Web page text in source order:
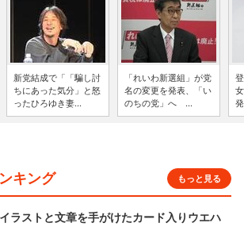
新党結成で「「騙し討
ちにあった気分」と怒
ったひろゆき妻...
「れいわ新選組」が党
名の変更を発表、「い
のちの党」へ ...
キング もっと見る
ラストと文章を手がけたカード入りウエハ